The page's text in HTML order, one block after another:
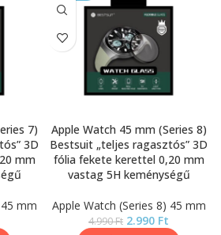
7)
3D
mm
mm
Apple Watch 45 mm (Series 8)
Bestsuit „teljes ragasztós” 3D
fólia fekete kerettel 0,20 mm
vastag 5H keménységű
Apple Watch (Series 8) 45 mm
4.990Ft 2.990 Ft